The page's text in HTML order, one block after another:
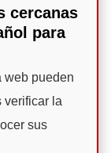
cercanas
para
web pueden
verificar la
sus